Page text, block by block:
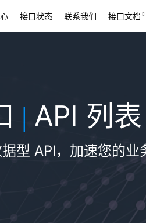
接口状态 联系我们 接口文档
| API 列表
型 API，加速您的业